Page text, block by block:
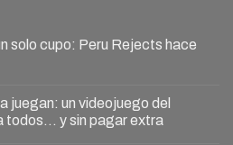
solo cupo: Peru Rejects hace
juegan: un videojuego del
todos… y sin pagar extra